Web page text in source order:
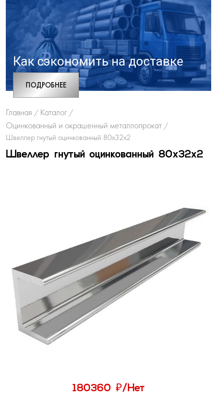
Как сэкономить на доставке
ПОДРОБНЕЕ
Главная / Каталог /
Оцинкованный и окрашенный металлопрокат /
Швеллер гнутый оцинкованный 80х32х2
Швеллер гнутый оцинкованный 80х32х2
180360 ₽/Нет